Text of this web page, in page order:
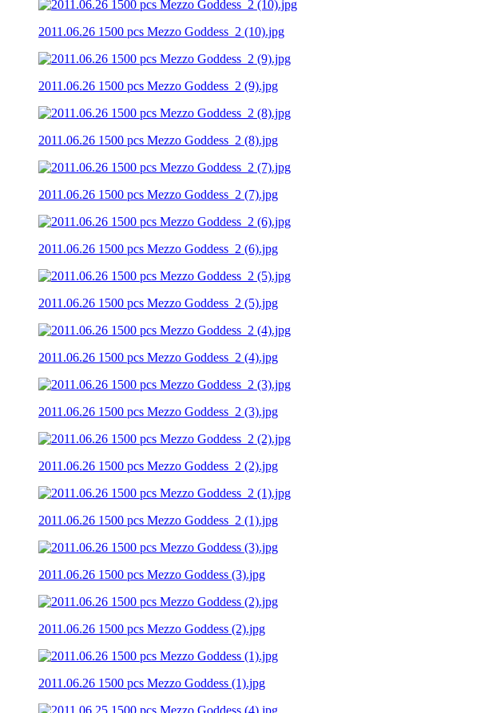
2011.06.26 1500 pcs Mezzo Goddess_2 (10).jpg
2011.06.26 1500 pcs Mezzo Goddess_2 (9).jpg
2011.06.26 1500 pcs Mezzo Goddess_2 (8).jpg
2011.06.26 1500 pcs Mezzo Goddess_2 (7).jpg
2011.06.26 1500 pcs Mezzo Goddess_2 (6).jpg
2011.06.26 1500 pcs Mezzo Goddess_2 (5).jpg
2011.06.26 1500 pcs Mezzo Goddess_2 (4).jpg
2011.06.26 1500 pcs Mezzo Goddess_2 (3).jpg
2011.06.26 1500 pcs Mezzo Goddess_2 (2).jpg
2011.06.26 1500 pcs Mezzo Goddess_2 (1).jpg
2011.06.26 1500 pcs Mezzo Goddess (3).jpg
2011.06.26 1500 pcs Mezzo Goddess (2).jpg
2011.06.26 1500 pcs Mezzo Goddess (1).jpg